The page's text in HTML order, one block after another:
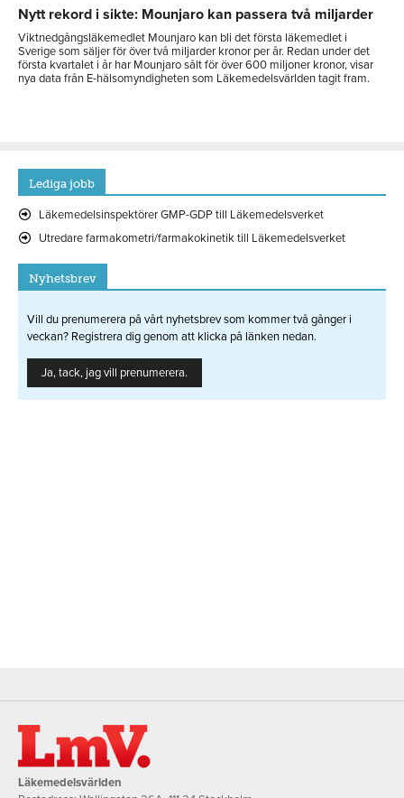
Nytt rekord i sikte: Mounjaro kan passera två miljarder
Viktnedgångsläkemedlet Mounjaro kan bli det första läkemedlet i
Sverige som säljer för över två miljarder kronor per år. Redan under det
första kvartalet i år har Mounjaro sålt för över 600 miljoner kronor, visar
nya data från E-hälsomyndigheten som Läkemedelsvärlden tagit fram.
Lediga jobb
Läkemedelsinspektörer GMP-GDP till Läkemedelsverket
Utredare farmakometri/farmakokinetik till Läkemedelsverket
Nyhetsbrev
Vill du prenumerera på vårt nyhetsbrev som kommer två gånger i
veckan? Registrera dig genom att klicka på länken nedan.
Ja, tack, jag vill prenumerera.
Läkemedelsvärlden